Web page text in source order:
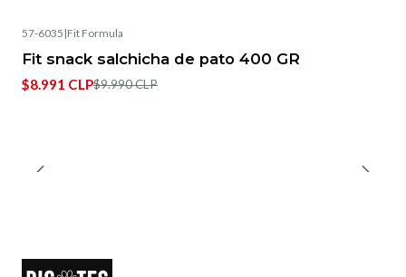
57-6035 |Fit Formula
Fit snack salchicha de pato 400 GR
$8.991 CLP$9.990 CLP